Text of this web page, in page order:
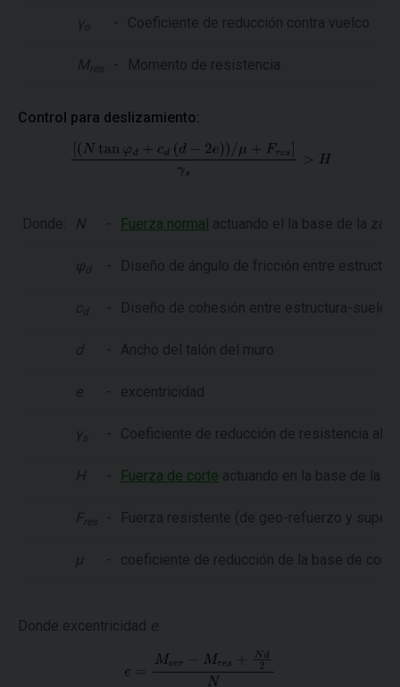
γ - Coeficiente de reducción contra vuelco
Mres - Momento de resistencia
Control para deslizamiento:
Donde: N - Fuerza normal actuando el la base de la
φ d - Diseño de ángulo de fricción entre
c d - Diseño de cohesión entre estructura-suelo
d - Ancho del talón del muro
e - excentricidad
γ s - Coeficiente de reducción de resistencia al
H - Fuerza de corte actuando en la base de la
Fres - Fuerza resistente (de geo-refuerzo y
µ - coeficiente de reducción de la base de
Donde excentricidad e: